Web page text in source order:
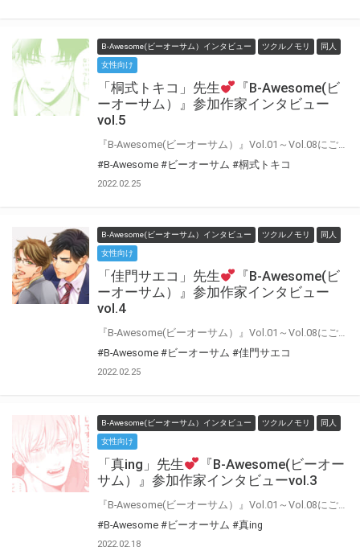
B-Awesome(ビーオーサム）インタビュー ツクルノモリ 同人
女性向け
「桐式トキコ」先生
『B-Awesome(ビ
ーオーサム）』参加作家インタビュー
vol.5
#B-Awesome #ビーオーサム #桐式トキコ
2022.02.25
B-Awesome(ビーオーサム）インタビュー ツクルノモリ 同人
女性向け
「佳門サエコ」先生
『B-Awesome(ビ
ーオーサム）』参加作家インタビュー
vol.4
#B-Awesome #ビーオーサム #佳門サエコ
2022.02.25
B-Awesome(ビーオーサム）インタビュー ツクルノモリ 同人
女性向け
「真ing」先生
『B-Awesome(ビーオー
サム）』参加作家インタビューvol.3
#B-Awesome #ビーオーサム #真ing
2022.02.18